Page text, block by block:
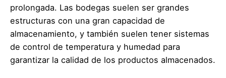
prolongada. Las bodegas suelen ser grandes
estructuras con una gran capacidad de
almacenamiento, y también suelen tener sistemas
de control de temperatura y humedad para
garantizar la calidad de los productos almacenados.